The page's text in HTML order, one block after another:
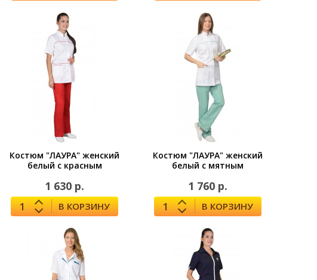
Костюм "ЛАУРА" женский
белый с красным
1 630 р.
В КОРЗИНУ
Костюм "ЛАУРА" женский
белый с мятным
1 760 р.
В КОРЗИНУ